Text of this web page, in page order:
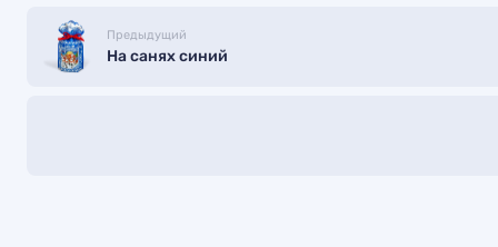
Предыдущий
На санях синий